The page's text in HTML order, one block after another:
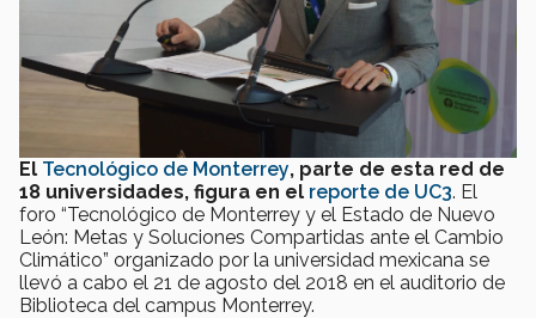
El Tecnológico de Monterrey, parte de esta red de
18 universidades, figura en el reporte de UC3. El
foro “Tecnológico de Monterrey y el Estado de Nuevo
León: Metas y Soluciones Compartidas ante el Cambio
Climático” organizado por la universidad mexicana se
llevó a cabo el 21 de agosto del 2018 en el auditorio de
Biblioteca del campus Monterrey.